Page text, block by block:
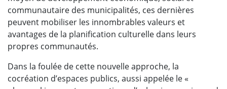
communautaire des municipalités, ces dernières
peuvent mobiliser les innombrables valeurs et
avantages de la planification culturelle dans leurs
propres communautés.
Dans la foulée de cette nouvelle approche, la
cocréation d’espaces publics, aussi appelée le «